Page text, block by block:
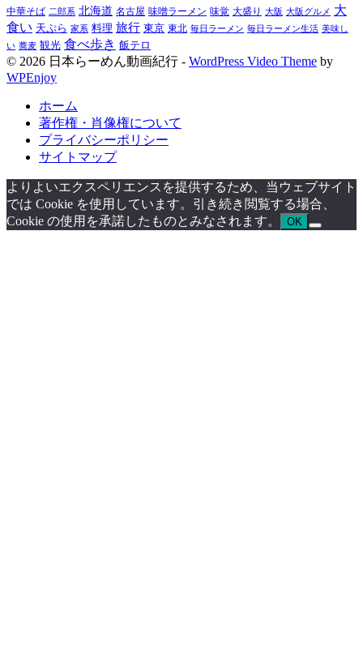
中華そば 二郎系 北海道 名古屋 味噌ラーメン 味覚 大盛り 大阪 大阪グルメ
大
食い 天ぷら 家系 料理 旅行 東京 東北 毎日ラーメン 毎日ラーメン生活 美味し
い 蕎麦 観光 食べ歩き 飯テロ
© 2026 日本らーめん動画紀行 - WordPress Video Theme by
WPEnjoy
ホーム
著作権・肖像権について
プライバシーポリシー
サイトマップ
よりよいエクスペリエンスを提供するため、当ウェブサイト
では Cookie を使用しています。引き続き閲覧する場合、
Cookie の使用を承諾したものとみなされます。
OK